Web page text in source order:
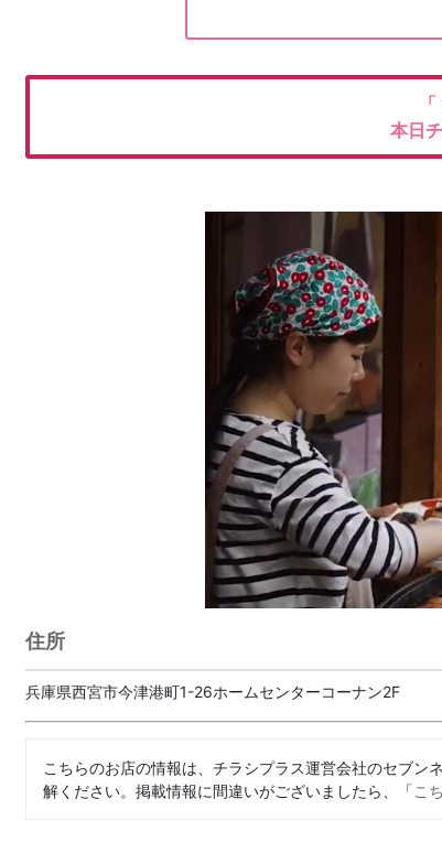
「
本日
住所
兵庫県西宮市今津港町1-26ホームセンターコーナン2F
こちらのお店の情報は、チラシプラス運営会社のセブン
解ください。掲載情報に間違いがございましたら、「こ